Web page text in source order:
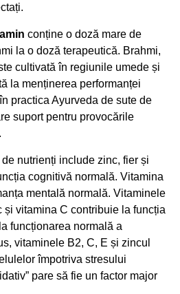
conține o doză mare de
la o doză terapeutică. Brahmi,
cultivată în regiunile umede și
la menținerea performanței
practica Ayurveda de sute de
suport pentru provocările
nutrienți include zinc, fier și
cognitivă normală. Vitamina
mentală normală. Vitaminele
și vitamina C contribuie la funcția
funcționarea normală a
vitaminele B2, C, E și zincul
împotriva stresului
pare să fie un factor major